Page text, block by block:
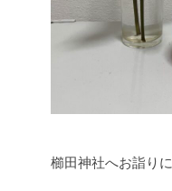
櫛田神社へお詣りに